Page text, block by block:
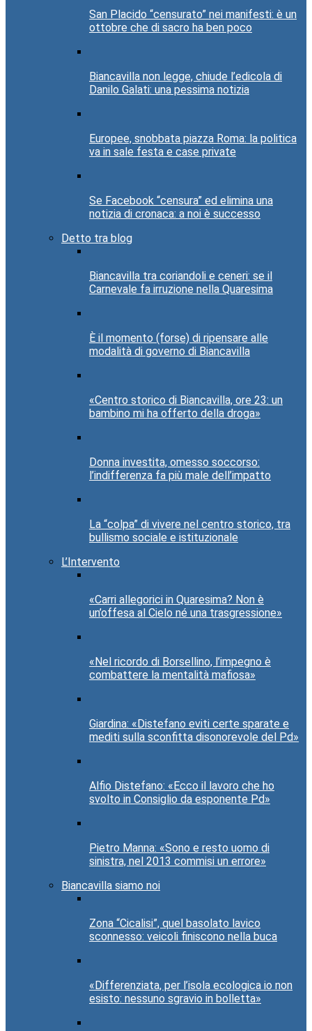
San Placido “censurato” nei manifesti: è un
ottobre che di sacro ha ben poco
Biancavilla non legge, chiude l’edicola di
Danilo Galati: una pessima notizia
Europee, snobbata piazza Roma: la politica
va in sale festa e case private
Se Facebook “censura” ed elimina una
notizia di cronaca: a noi è successo
Detto tra blog
Biancavilla tra coriandoli e ceneri: se il
Carnevale fa irruzione nella Quaresima
È il momento (forse) di ripensare alle
modalità di governo di Biancavilla
«Centro storico di Biancavilla, ore 23: un
bambino mi ha offerto della droga»
Donna investita, omesso soccorso:
l’indifferenza fa più male dell’impatto
La “colpa” di vivere nel centro storico, tra
bullismo sociale e istituzionale
L’Intervento
«Carri allegorici in Quaresima? Non è
un’offesa al Cielo né una trasgressione»
«Nel ricordo di Borsellino, l’impegno è
combattere la mentalità mafiosa»
Giardina: «Distefano eviti certe sparate e
mediti sulla sconfitta disonorevole del Pd»
Alfio Distefano: «Ecco il lavoro che ho
svolto in Consiglio da esponente Pd»
Pietro Manna: «Sono e resto uomo di
sinistra, nel 2013 commisi un errore»
Biancavilla siamo noi
Zona “Cicalisi”, quel basolato lavico
sconnesso: veicoli finiscono nella buca
«Differenziata, per l’isola ecologica io non
esisto: nessuno sgravio in bolletta»